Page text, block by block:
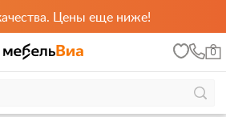
Цены еще ниже!
0